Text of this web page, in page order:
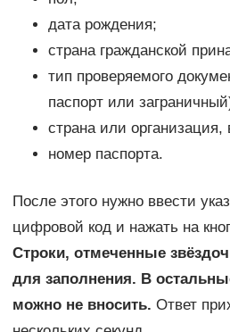
дата рождения;
страна гражданской
тип проверяемого
паспорт или
страна или
номер паспорта.
После этого нужно ввести
цифровой код и нажать на
Строки, отмеченные
для заполнения. В
можно не вносить. Ответ